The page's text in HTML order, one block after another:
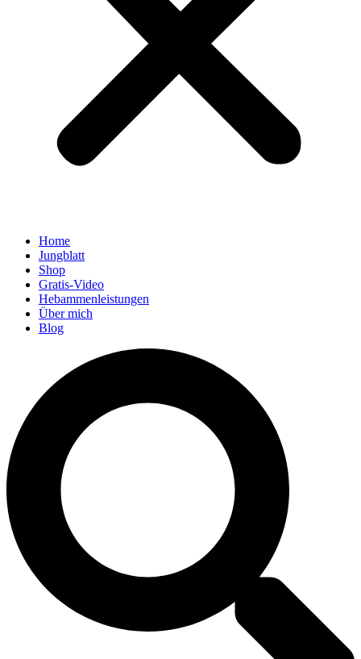
Home
Jungblatt
Shop
Gratis-Video
Hebammenleistungen
Über mich
Blog